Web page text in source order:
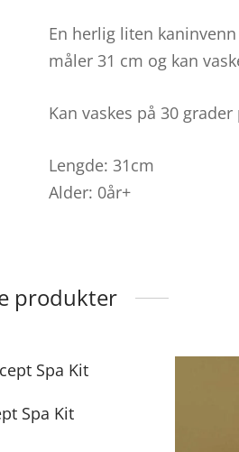
En herlig liten
måler 31 cm og kan
Kan vaskes på 30
Lengde: 31cm
Alder: 0år+
produkter
Spa Kit